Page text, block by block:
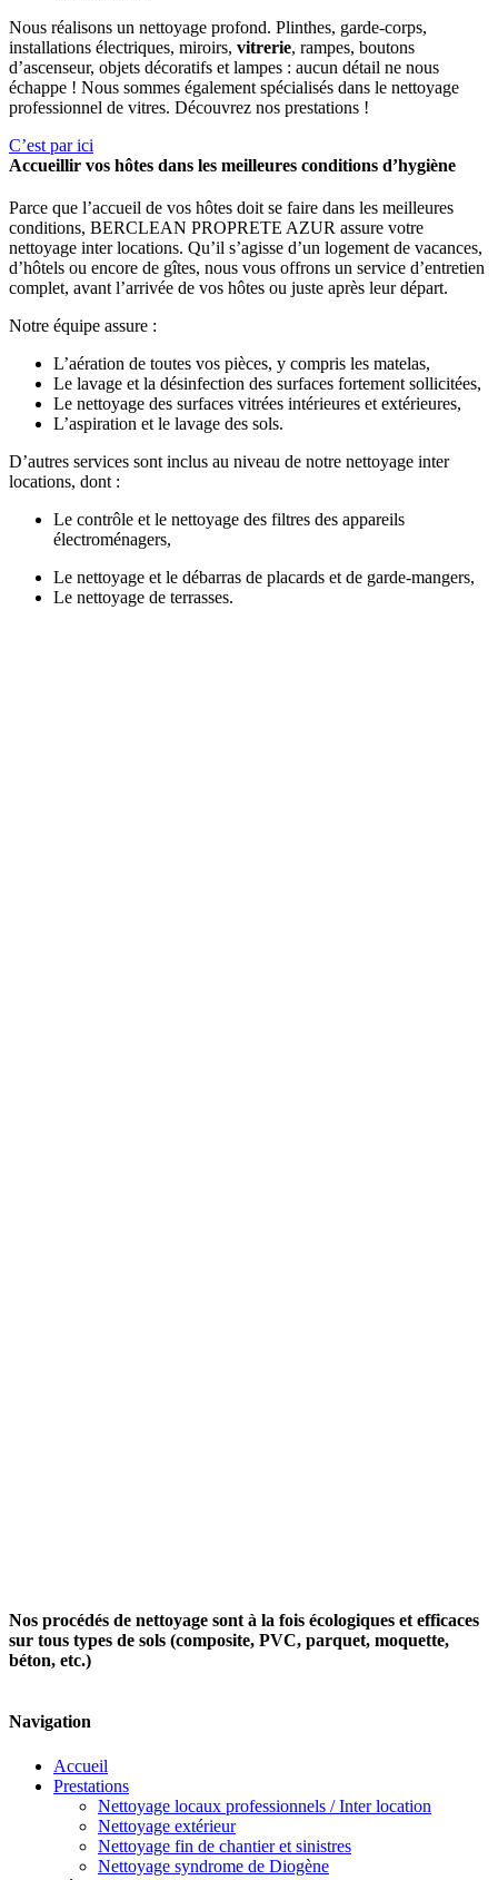
Nous réalisons un nettoyage profond. Plinthes, garde-corps,
installations électriques, miroirs, vitrerie, rampes, boutons
d’ascenseur, objets décoratifs et lampes : aucun détail ne nous
échappe ! Nous sommes également spécialisés dans le nettoyage
professionnel de vitres. Découvrez nos prestations !
C’est par ici
Accueillir vos hôtes dans les meilleures conditions d’hygiène
Parce que l’accueil de vos hôtes doit se faire dans les meilleures
conditions, BERCLEAN PROPRETE AZUR assure votre
nettoyage inter locations. Qu’il s’agisse d’un logement de vacances,
d’hôtels ou encore de gîtes, nous vous offrons un service d’entretien
complet, avant l’arrivée de vos hôtes ou juste après leur départ.
Notre équipe assure :
L’aération de toutes vos pièces, y compris les matelas,
Le lavage et la désinfection des surfaces fortement sollicitées,
Le nettoyage des surfaces vitrées intérieures et extérieures,
L’aspiration et le lavage des sols.
D’autres services sont inclus au niveau de notre nettoyage inter
locations, dont :
Le contrôle et le nettoyage des filtres des appareils
électroménagers,
Le nettoyage et le débarras de placards et de garde-mangers,
Le nettoyage de terrasses.
Nos procédés de nettoyage sont à la fois écologiques et efficaces
sur tous types de sols (composite, PVC, parquet, moquette,
béton, etc.)
Navigation
Accueil
Prestations
Nettoyage locaux professionnels / Inter location
Nettoyage extérieur
Nettoyage fin de chantier et sinistres
Nettoyage syndrome de Diogène